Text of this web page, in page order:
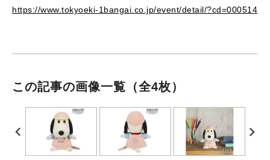
https://www.tokyoeki-1bangai.co.jp/event/detail/?cd=000514
この記事の画像一覧 （全4枚）